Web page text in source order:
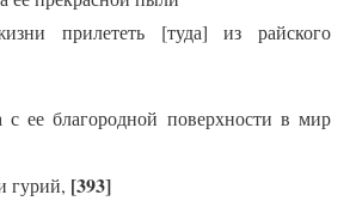
прилететь [туда] из райского
с ее благородной поверхности в мир
гурий, [393]